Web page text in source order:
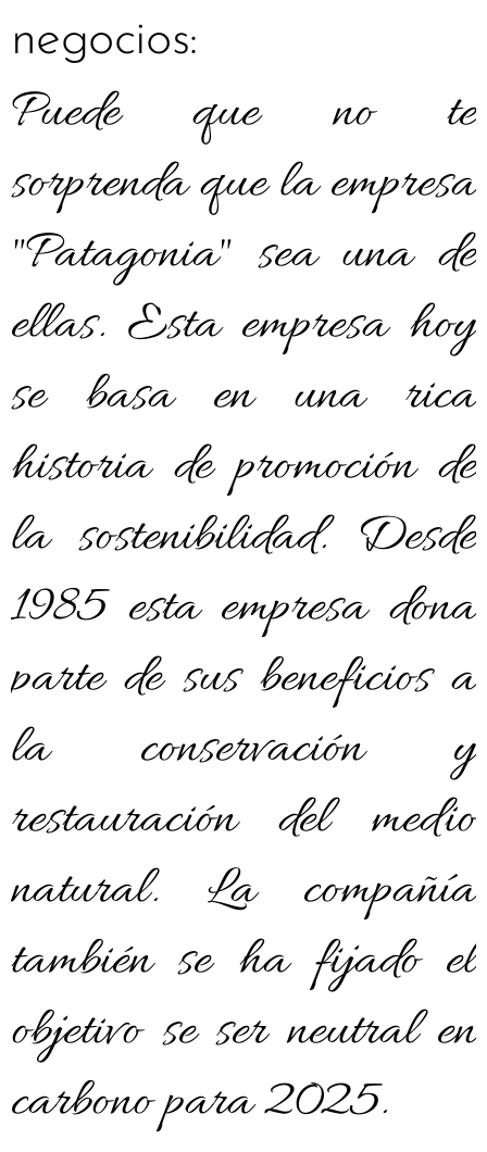
negocios:
Puede que no te
sorprenda que la empresa
"Patagonia" sea una de
ellas. Esta empresa hoy
se basa en una rica
historia de promoción de
la sostenibilidad. Desde
1985 esta empresa dona
parte de sus beneficios a
la conservación y
restauración del medio
natural. La compañía
también se ha fijado el
objetivo se ser neutral en
carbono para 2025.